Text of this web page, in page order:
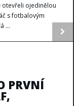
otevřeli ojedinělou
s fotbalovým
...
PRVNÍ